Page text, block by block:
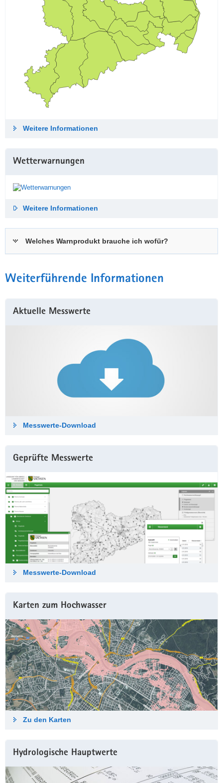
Weitere Informationen
Wetterwarnungen
Weitere Informationen
Welches Warnprodukt brauche ich wofür?
Weiterführende Informationen
Aktuelle Messwerte
Messwerte-Down­load
Geprüfte Messwerte
Messwerte-Down­load
Karten zum Hochwasser
Zu den Karten
Hydrologische Haupt­werte